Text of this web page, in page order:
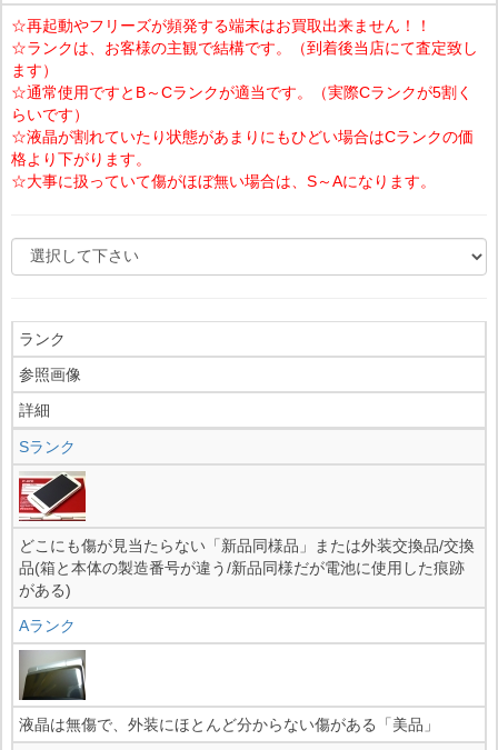
☆再起動やフリーズが頻発する端末はお買取出来ません！！
☆ランクは、お客様の主観で結構です。（到着後当店にて査定致し
ます）
☆通常使用ですとB～Cランクが適当です。（実際Cランクが5割く
らいです）
☆液晶が割れていたり状態があまりにもひどい場合はCランクの価
格より下がります。
☆大事に扱っていて傷がほぼ無い場合は、S～Aになります。
ランク
参照画像
詳細
Sランク
どこにも傷が見当たらない「新品同様品」または外装交換品/交換
品(箱と本体の製造番号が違う/新品同様だが電池に使用した痕跡
がある)
Aランク
液晶は無傷で、外装にほとんど分からない傷がある「美品」